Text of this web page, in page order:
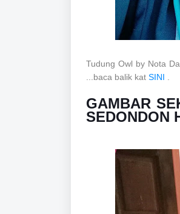
Tudung Owl by Nota
...baca balik kat SINI
GAMBAR
SEDONDON